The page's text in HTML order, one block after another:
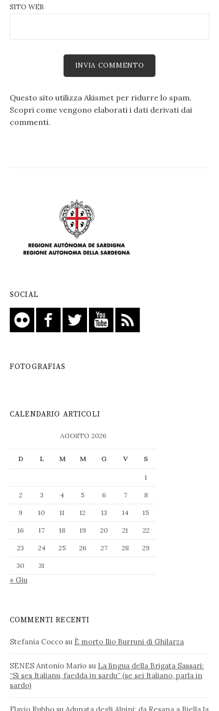
SITO WEB
Questo sito utilizza Akismet per ridurre lo spam.
Scopri come vengono elaborati i dati derivati dai
commenti.
SOCIAL
FOTOGRAFIAS
CALENDARIO ARTICOLI
AGOSTO 2026
D L M M G V S
1
2
3 4 5 6 7
8
9
10 11 12 13 14
15
16
17 18 19 20 21
22
23
24 25 26 27 28
29
30
31
« Giu
COMMENTI RECENTI
Stefania Cocco su È morto Ilio Burruni di Ghilarza
SENES Antonio Mario su La lingua della Brigata Sassari:
“Si ses Italianu, faedda in sardu” (se sei Italiano, parla in
sardo)
Flavio Rubbo su Adunata degli Alpini: da Resana a Biella la